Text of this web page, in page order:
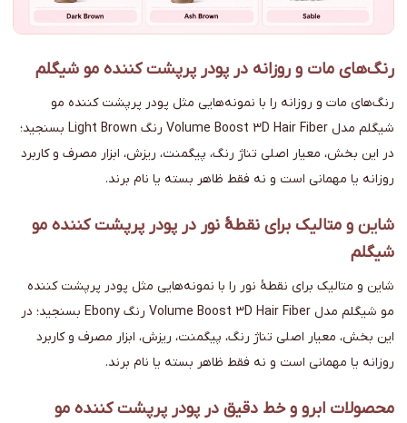
رنگ‌های مات و روزانه در پودر پرپشت کننده مو شیگلم
رنگ‌های مات و روزانه را با نمونه‌هایی مثل پودر پرپشت کننده مو
شیگلم مدل Volume Boost 3D Hair Fiber رنگ Light Brown بسنجید؛
در این بخش، معیار اصلی تناژ رنگ، پیگمنت، ریزش، ابزار مصرف و کاربرد
روزانه یا مهمانی است و نه فقط ظاهر بسته یا نام برند.
شاین و متالیک برای نقطهٔ نور در پودر پرپشت کننده مو
شیگلم
شاین و متالیک برای نقطهٔ نور را با نمونه‌هایی مثل پودر پرپشت کننده
مو شیگلم مدل Volume Boost 3D Hair Fiber رنگ Ebony بسنجید؛ در
این بخش، معیار اصلی تناژ رنگ، پیگمنت، ریزش، ابزار مصرف و کاربرد
روزانه یا مهمانی است و نه فقط ظاهر بسته یا نام برند.
محصولات ابرو و خط دقیق در پودر پرپشت کننده مو